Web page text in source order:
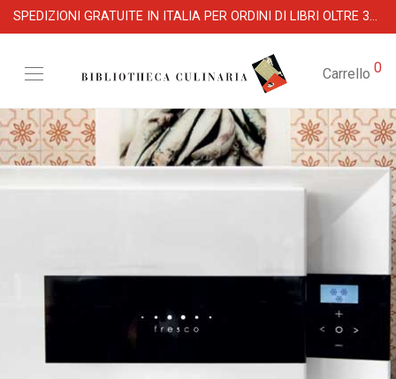
SPEDIZIONI GRATUITE IN ITALIA PER ORDINI DI LIBRI OLTRE 39 €
Carrello 0